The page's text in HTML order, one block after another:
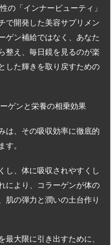
の「インナービューティ」
で開発した美容サプリメン
ゲン補給ではなく、あなた
整え、毎日鏡を見るのが楽
した輝きを取り戻すための
ゲンと栄養の相乗効果
は、その吸収効率に徹底的
。
し、体に吸収されやすくし
により、コラーゲンが体の
肌の弾力と潤いの土台作り
大限に引き出すために、